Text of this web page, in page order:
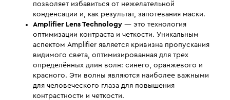
позволяет избавиться от нежелательной
конденсации и, как результат, запотевания маски.
Amplifier Lens Technology — это технология
оптимизации контраста и четкости. Уникальным
аспектом Amplifier является кривизна пропускания
видимого света, оптимизированная для трех
определённых длин волн: синего, оранжевого и
красного. Эти волны являются наиболее важными
для человеческого глаза для повышения
контрастности и четкости.